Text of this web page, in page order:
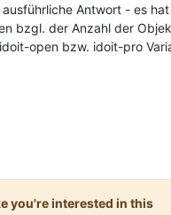
Antwort - es
bzgl. der Anzahl der
open bzw. idoit-pro
you're interested in this